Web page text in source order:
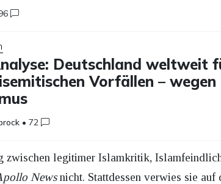
Deutschland weltweit
Vorfällen – wegen
•72
zwischen legitimer Islamkritik,
Newsnicht. Stattdessen verwies sie auf